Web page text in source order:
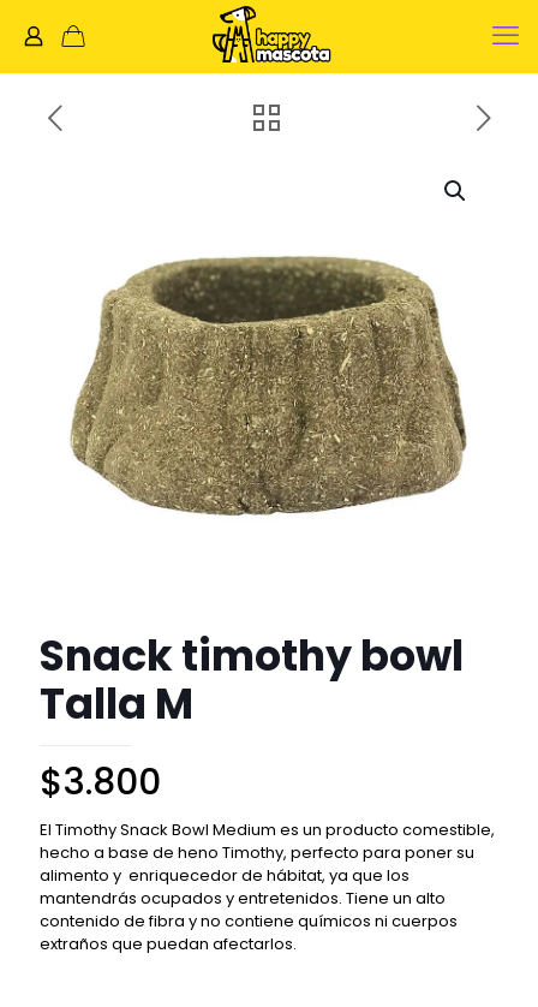
Snack timothy bowl
Talla M
$3.800
El Timothy Snack Bowl Medium es un producto comestible,
hecho a base de heno Timothy, perfecto para poner su
alimento y enriquecedor de hábitat, ya que los
mantendrás ocupados y entretenidos. Tiene un alto
contenido de fibra y no contiene químicos ni cuerpos
extraños que puedan afectarlos.